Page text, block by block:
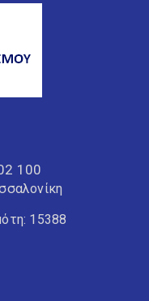
100
15388